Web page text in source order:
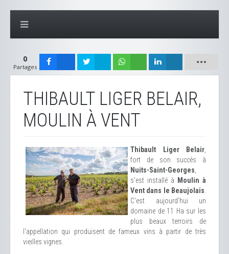
0
Partages
THIBAULT LIGER BELAIR,
MOULIN À VENT
Thibault Liger Belair
fort de son succès à
Nuits-Saint-Georges
s'est installé à
Moulin à
Vent dans le Beaujolais
C'est aujourd'hui un
domaine de 11 Ha sur les
plus beaux terroirs de
l'appellation qui produisent de fameux vins à partir de très
vieilles vignes.